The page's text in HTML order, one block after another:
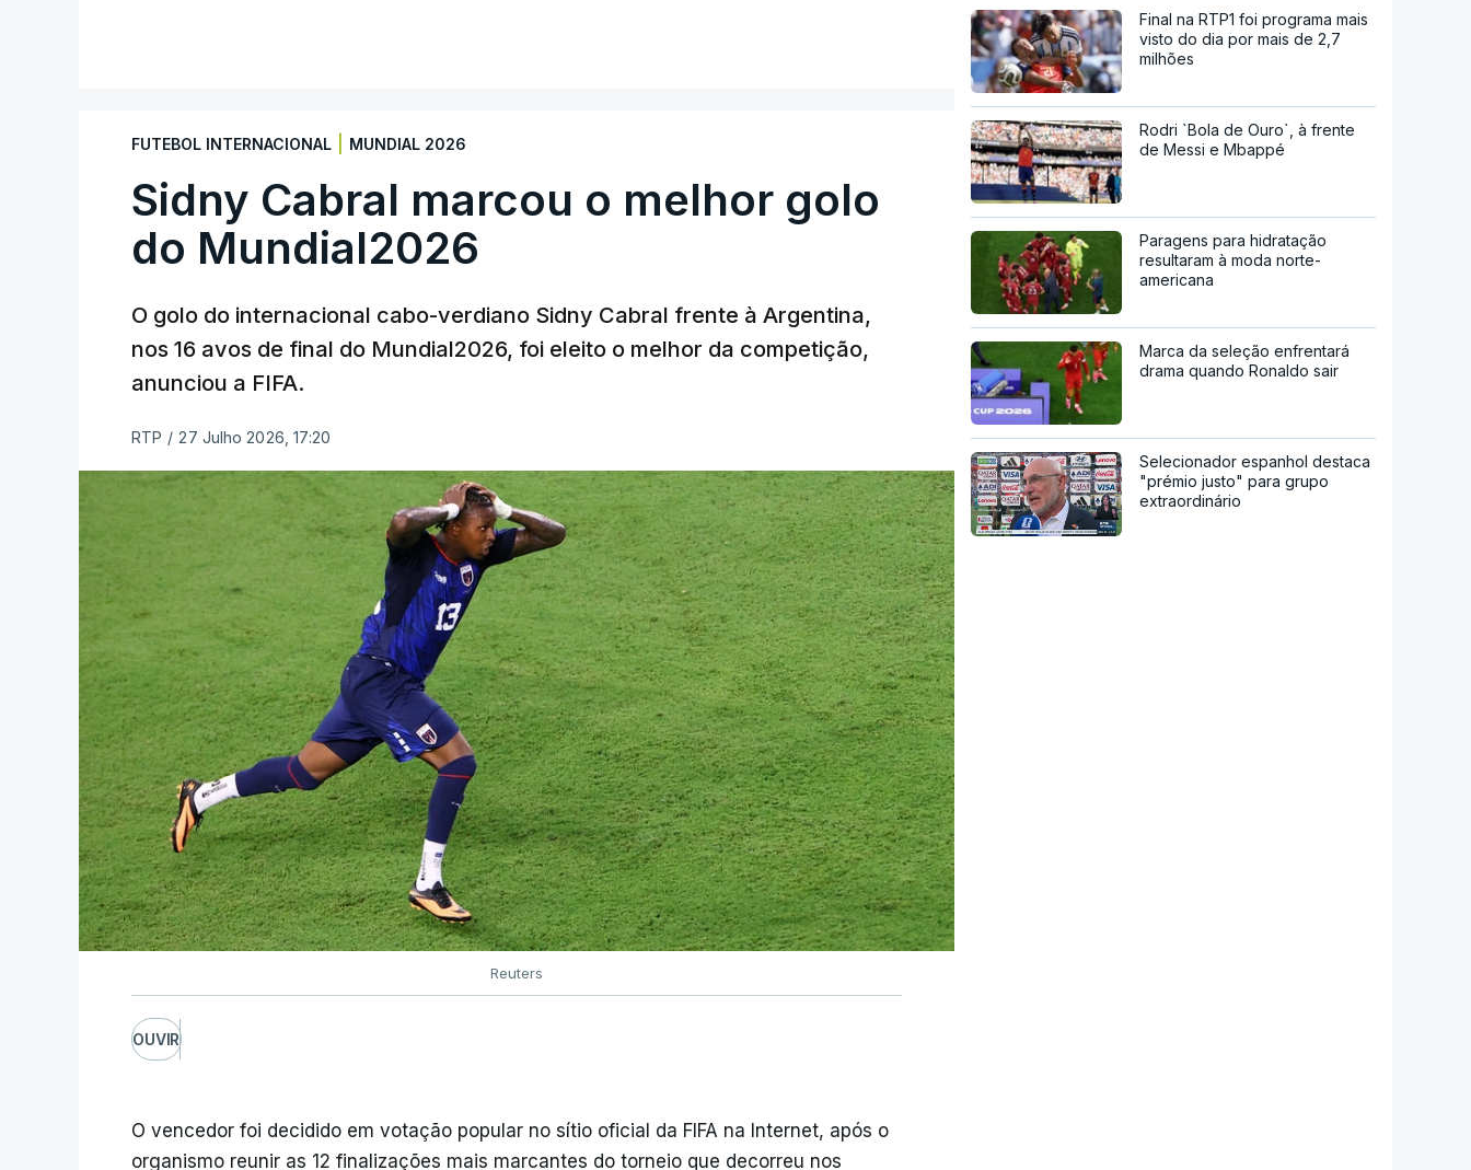
FUTEBOL INTERNACIONAL MUNDIAL 2026
Sidny Cabral marcou o melhor golo
do Mundial2026
O golo do internacional cabo-verdiano Sidny Cabral frente à Argentina,
nos 16 avos de final do Mundial2026, foi eleito o melhor da competição,
anunciou a FIFA.
RTP / 27 Julho 2026, 17:20
Reuters
OUVIR
O vencedor foi decidido em votação popular no sítio oficial da FIFA na Internet, após o
organismo reunir as 12 finalizações mais marcantes do torneio que decorreu nos
Final na RTP1 foi programa mais
visto do dia por mais de 2,7
milhões
Rodri `Bola de Ouro`, à frente
de Messi e Mbappé
Paragens para hidratação
resultaram à moda norte-
americana
Marca da seleção enfrentará
drama quando Ronaldo sair
Selecionador espanhol destaca
"prémio justo" para grupo
extraordinário